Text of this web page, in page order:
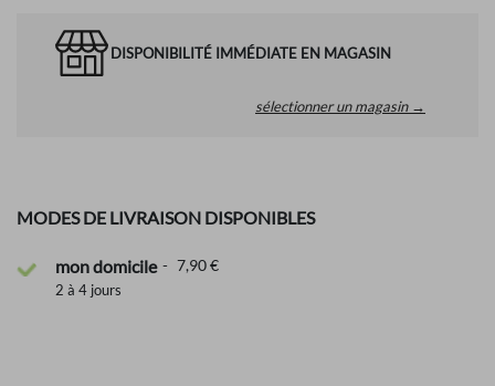
DISPONIBILITÉ IMMÉDIATE EN MAGASIN
sélectionner un magasin →
MODES DE LIVRAISON DISPONIBLES
mon domicile 7,90 €
2 à 4 jours